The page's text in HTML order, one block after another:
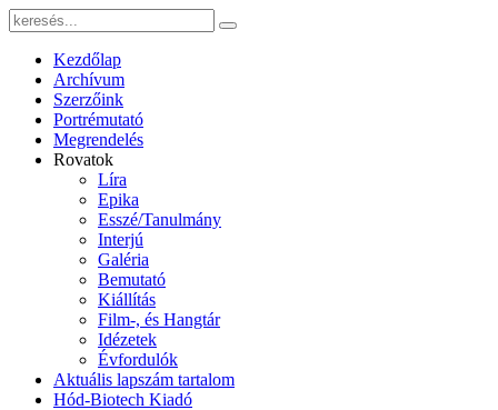
Kezdőlap
Archívum
Szerzőink
Portrémutató
Megrendelés
Rovatok
Líra
Epika
Esszé/Tanulmány
Interjú
Galéria
Bemutató
Kiállítás
Film-, és Hangtár
Idézetek
Évfordulók
Aktuális lapszám tartalom
Hód-Biotech Kiadó